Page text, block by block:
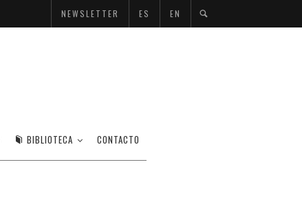
NEWSLETTER ES EN
BIBLIOTECA CONTACTO